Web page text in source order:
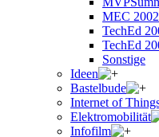
MEC 2002
TechEd
TechEd
Sonstige
Ideen
Bastelbude
Internet of
Elektromobilität
Infofilm